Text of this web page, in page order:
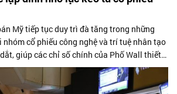
Mỹ tiếp tục duy trì đà tăng trong những
cổ phiếu công nghệ và trí tuệ nhân tạo
giúp các chỉ số chính của Phố Wall thiết
bất chấp áp lực lạm phát vẫn hiện hữu.